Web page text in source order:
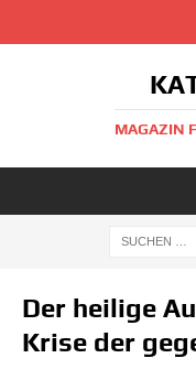
MAGAZIN
Der heilige
Krise der